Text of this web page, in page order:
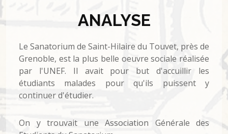
ANALYSE
Le Sanatorium de Saint-Hilaire du Touvet, près de
Grenoble, est la plus belle oeuvre sociale réalisée
par l'UNEF. Il avait pour but d'accuillir les
étudiants malades pour qu'ils puissent y
continuer d'étudier.
On y trouvait une Association Générale des